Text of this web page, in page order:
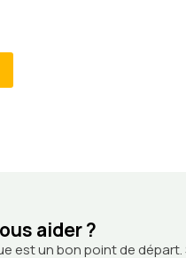
aider ?
est un bon point de